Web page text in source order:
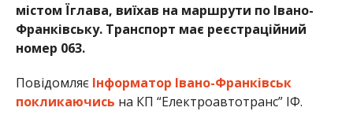
містом Їглава, виїхав на маршрути по Івано-
Франківську. Транспорт має реєстраційний
номер 063.
Повідомляє Інформатор Івано-Франківськ
покликаючись на КП “Електроавтотранс” ІФ.